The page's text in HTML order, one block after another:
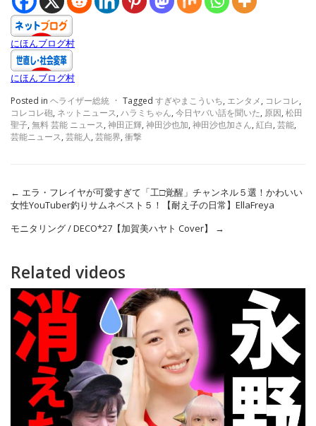
にほんブログ村
にほんブログ村
Posted in ヘライザー総統 · Tagged すぎやまこういち, エンタメ, コレコレ,
コレコレ砲, ネットニュース, ハラミちゃん, 今日ヤバい話を聞いた, 原因, 松田
聖子, 無料 芸能 ニュース, 神田正輝, 神田沙也加, 神田沙也加さん, 紅白, 芸能,
芸能ニュース, 芸能人, 芸能界, 衝撃
← エラ・フレイヤが可愛すぎて「工□覚醒」チャンネル５選！かわいい
女性YouTuber釣りサムネベスト５！【耐え子の日常】EllaFreya
モニタリング / DECO*27【加賀美ハヤト Cover】
→
Related videos